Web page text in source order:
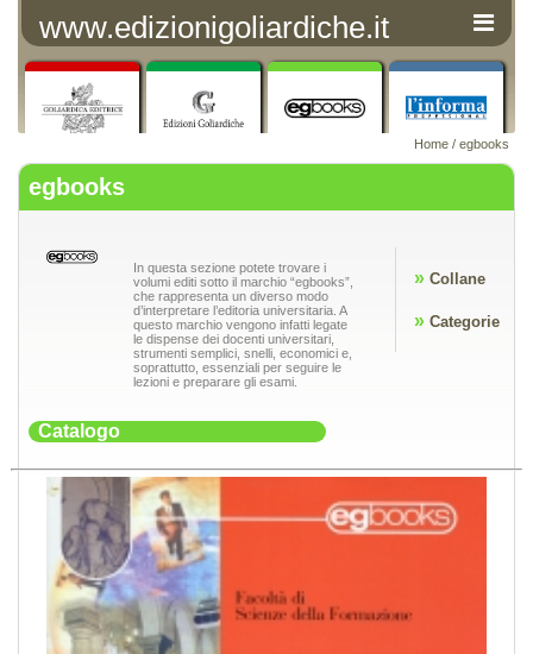
www.edizionigoliardiche.it
Home / egbooks
egbooks
In questa sezione potete trovare i
volumi editi sotto il marchio “egbooks”,
che rappresenta un diverso modo
d’interpretare l’editoria universitaria. A
questo marchio vengono infatti legate
le dispense dei docenti universitari,
strumenti semplici, snelli, economici e,
soprattutto, essenziali per seguire le
lezioni e preparare gli esami.
»Collane
»Categorie
Catalogo